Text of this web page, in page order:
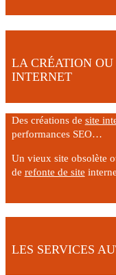
LA CRÉATION
INTERNET
Des créations de site
performances SEO…
Un vieux site obsolète
de refonte de site
LES SERVICES